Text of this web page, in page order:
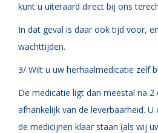
kunt u uiteraard direct bij ons
In dat geval is daar ook tijd voor,
wachttijden.
3/ Wilt u uw herhaalmedicatie zelf
De medicatie ligt dan meestal na 2
afhankelijk van de leverbaarheid.
de medicijnen klaar staan (als wij